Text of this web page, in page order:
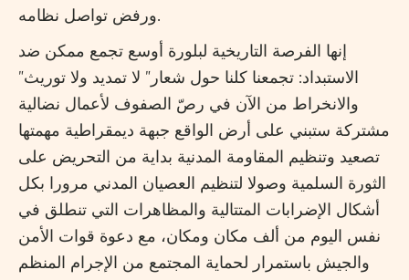
ورفض تواصل نظامه.
إنها الفرصة التاريخية لبلورة أوسع تجمع ممكن ضد
الاستبداد: تجمعنا كلنا حول شعار” لا تمديد ولا توريث”
والانخراط من الآن في رصّ الصفوف لأعمال نضالية
مشتركة ستبني على أرض الواقع جبهة ديمقراطية مهمتها
تصعيد وتنظيم المقاومة المدنية بداية من التحريض على
الثورة السلمية وصولا لتنظيم العصيان المدني مرورا بكل
أشكال الإضرابات المتتالية والمظاهرات التي تنطلق في
نفس اليوم من ألف مكان ومكان، مع دعوة قوات الأمن
والجيش باستمرار لحماية المجتمع من الإجرام المنظم